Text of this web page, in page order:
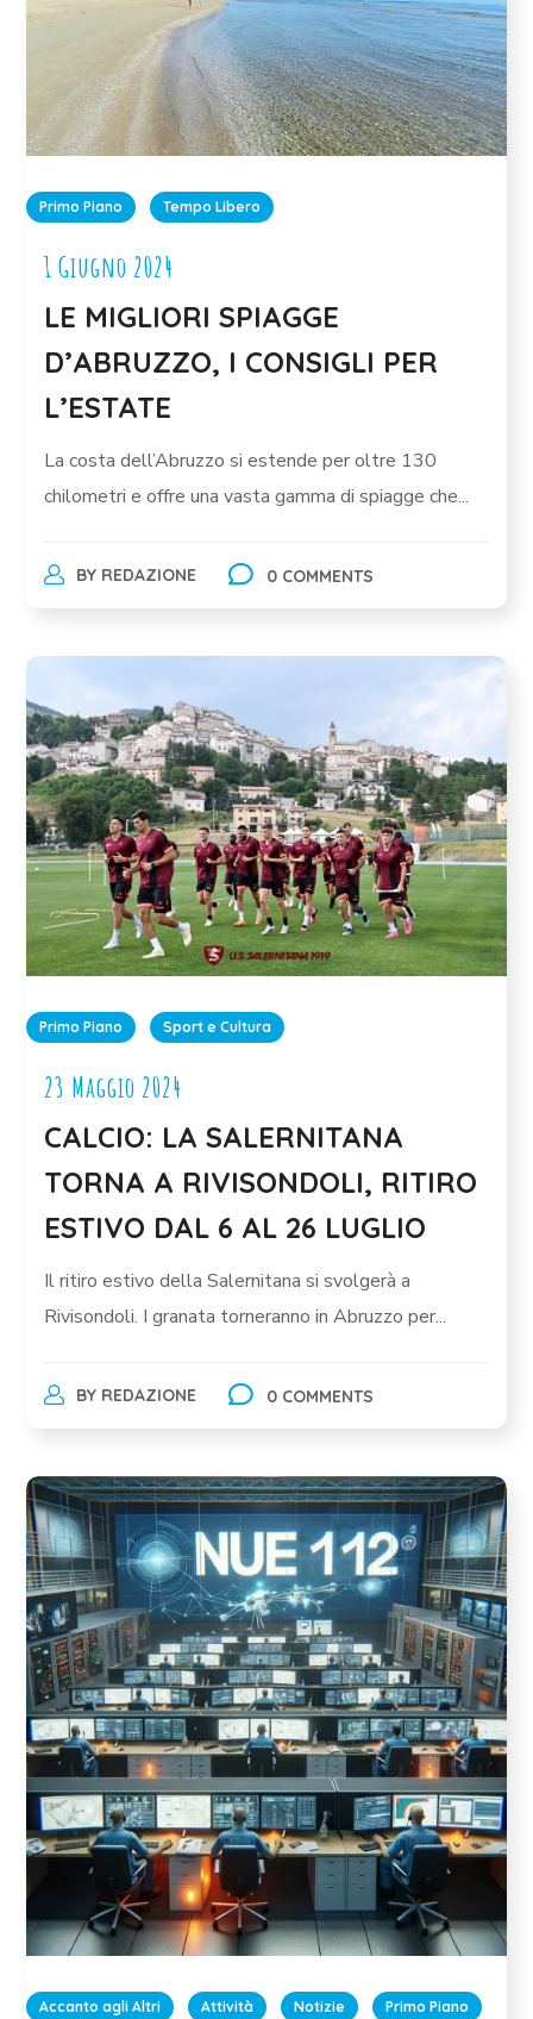
Primo Piano Tempo Libero
1 Giugno 2024
LE MIGLIORI SPIAGGE
D’ABRUZZO, I CONSIGLI PER
L’ESTATE
La costa dell’Abruzzo si estende per oltre 130
chilometri e offre una vasta gamma di spiagge che...
BY REDAZIONE 0 COMMENTS
Primo Piano Sport e Cultura
23 Maggio 2024
CALCIO: LA SALERNITANA
TORNA A RIVISONDOLI, RITIRO
ESTIVO DAL 6 AL 26 LUGLIO
Il ritiro estivo della Salernitana si svolgerà a
Rivisondoli. I granata torneranno in Abruzzo per...
BY REDAZIONE 0 COMMENTS
Accanto agli Altri Attività Notizie Primo Piano